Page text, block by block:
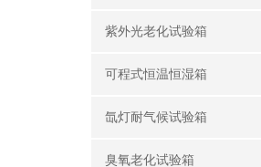
紫外光老化试验箱
可程式恒温恒湿箱
氙灯耐气候试验箱
臭氧老化试验箱